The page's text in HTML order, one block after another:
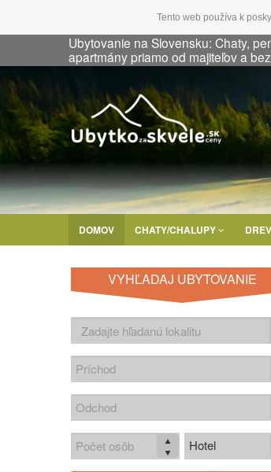
Tento web používa k
Ubytovanie na Slovensku: Chaty,
apartmány priamo od majiteľov a
DOMOV CHATY/CHALUPY
VYHĽADAJ UBYTOVANIE
Hotel